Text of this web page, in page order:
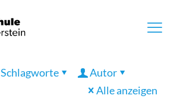
Schlagworte
Autor
Alle anzeigen